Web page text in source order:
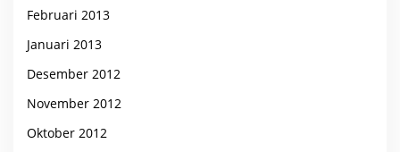
Februari 2013
Januari 2013
Desember 2012
November 2012
Oktober 2012